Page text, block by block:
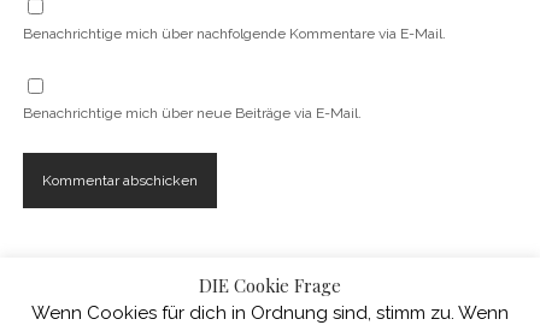
Benachrichtige mich über nachfolgende Kommentare via E-Mail.
Benachrichtige mich über neue Beiträge via E-Mail.
DIE Cookie Frage
Wenn Cookies für dich in Ordnung sind, stimm zu. Wenn